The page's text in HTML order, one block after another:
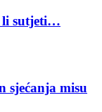
li sutjeti…
sjećanja misu